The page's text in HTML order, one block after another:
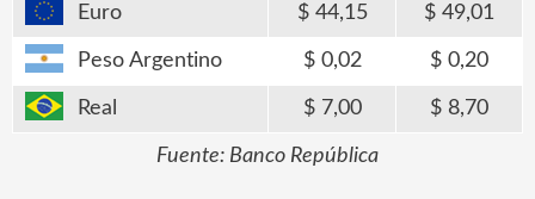
Euro 44,15 49,01
Peso Argentino 0,02 0,20
Real 7,00 8,70
Fuente: Banco República